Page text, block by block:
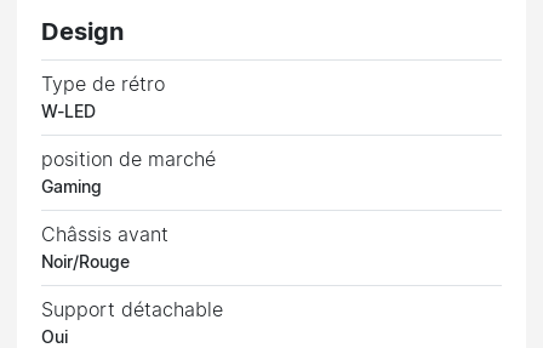
Design
Type de rétro
W-LED
position de marché
Gaming
Châssis avant
Noir/Rouge
Support détachable
Oui